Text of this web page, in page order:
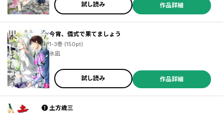
試し読み 作品詳細
今宵、儀式で果てましょう
1-3巻 (150pt)
氷凪
試し読み 作品詳細
土方歳三